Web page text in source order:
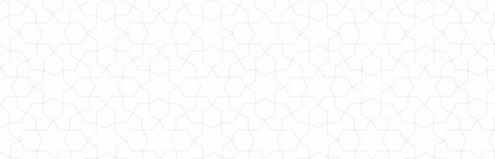
Теплый женский гольф свитер